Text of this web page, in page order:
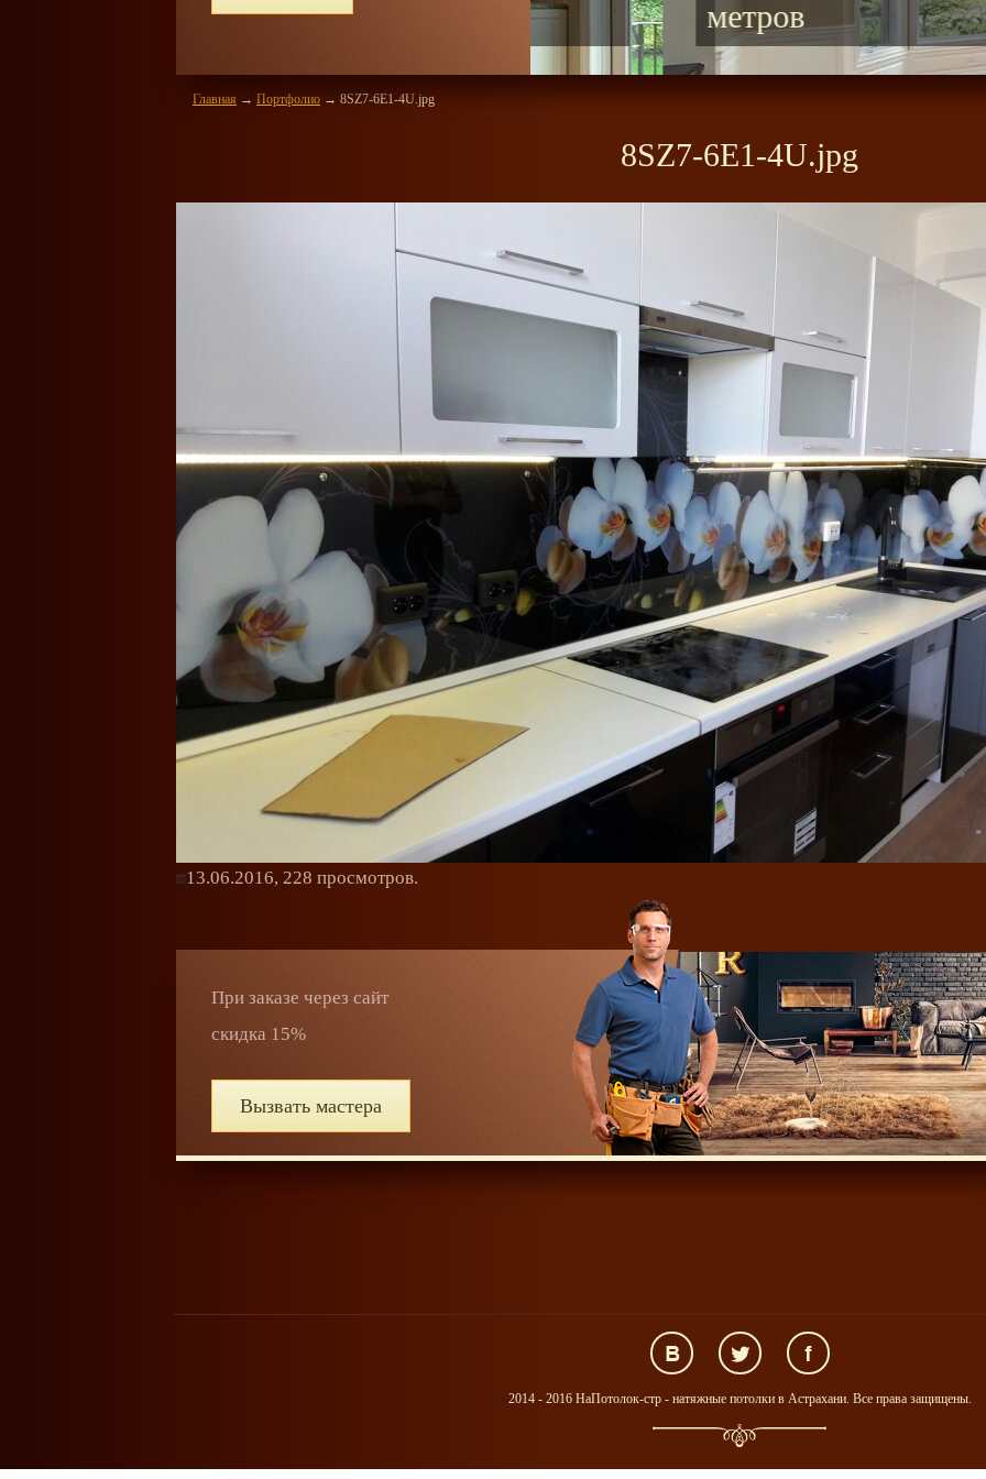
метров
Главная → Портфолио → 8SZ7-6E1-4U.jpg
8SZ7-6E1-4U.jpg
13.06.2016, 228 просмотров.
При заказе через сайт
скидка 15%
Вызвать мастера
2014 - 2016 НаПотолок-стр - натяжные потолки в Астрахани. Все права защищены.